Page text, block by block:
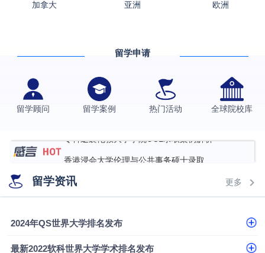
加拿大 亚洲 欧洲
留学申请
留学顾问 留学案例 热门活动 全球院校库
​恭喜Z同学荣获剑桥大学录取
伯明翰大学数字媒体与创意产业硕士录取案例
上海财经大学经济学背景成功斩获爱丁堡大学经济学
硕士录取
数学背景的他，靠“供应链”故事敲开哥大、宾大之门
香港浸会大学伦理与公共事务硕士录取
从上海财大2+2到谢菲尔德：低均分逆袭QS百强金
融会计硕士实录
从上海财大2+2到谢菲尔德：低均分逆袭QS百强金
融会计硕士实录
​恭喜Z同学荣获剑桥大学录取
留学资讯 更多
2024年QS世界大学排名发布
最新2022软科世界大学学术排名发布